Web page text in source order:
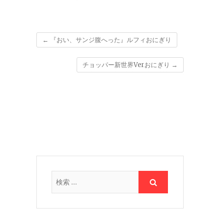
← 『おい、サンジ腹へった』ルフィおにぎり
チョッパー新世界Verおにぎり →